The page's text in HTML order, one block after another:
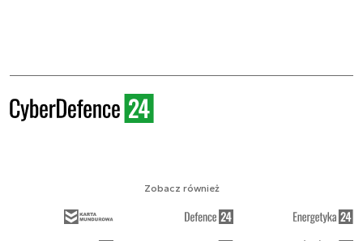
Zobacz również